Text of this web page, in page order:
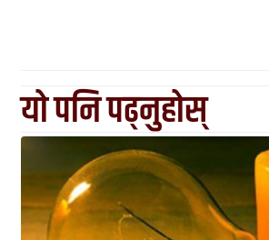
यो पनि पढ्नुहोस्